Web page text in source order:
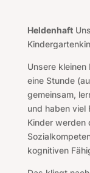
Heldenhaft
Unsere
eine Stunde
gemeinsam,
und haben viel
Kinder werden
kognitiven